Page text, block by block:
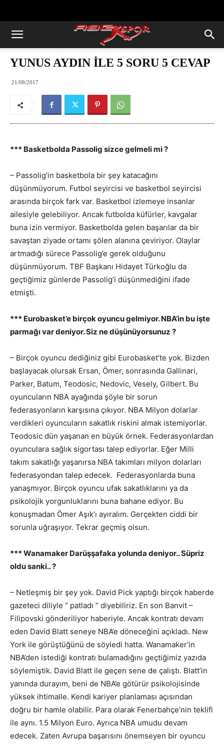
YUNUS AYDIN İLE 5 SORU 5 CEVAP
21/08/2017
*** Basketbolda Passolig sizce gelmeli mi ?
– Passolig’in basketbola bir şey katacağını
düşünmüyorum. Futbol seyircisi ve basketbol seyircisi
arasında birçok fark var. Basketbol izlemeye insanlar
ailesiyle gelebiliyor. Ancak futbolda küfürler, kavgalar
buna izin vermiyor. Basketbolda gelen başarılar da bir
savaştan ziyade ortamı şölen alanına çeviriyor. Olaylar
artmadığı sürece Passolig’e gerek olduğunu
düşünmüyorum. TBF Başkanı Hidayet Türkoğlu da
geçtiğimiz günlerde Passolig’i düşünmediğini ifade
etmişti.
*** Eurobasket’e birçok oyuncu gelmiyor. NBA’in bu işte
parmağı var deniyor. Siz ne düşünüyorsunuz ?
– Birçok oyuncu dediğiniz gibi Eurobasket’te yok. Bizden
başlayacak olursak Ersan, Ömer, sonrasında Gallinari,
Parker, Batum, Teodosic, Nedovic, Vesely, Gilbert. Bu
oyuncuların NBA ayağında şöyle bir sorun
federasyonların karşısına çıkıyor. NBA Milyon dolarlar
verdikleri oyuncuların sakatlık riskini almak istemiyorlar.
Teodosic dün yaşanan en büyük örnek. Federasyonlardan
oyunculara sağlık sigortası talep ediyorlar. Eğer Milli
takım sakatlığı yaşanırsa NBA takımları milyon dolarları
federasyondan talep edecek. Federasyonlarda buna
yanaşmıyor. Birçok oyuncu ufak sakatlıklarını ya da
psikolojik yorgunluklarını buna bahane ediyor. Bu
konuşmadan Ömer Aşık’ı ayıralım. Gerçekten ciddi bir
sorunla uğraşıyor. Tekrar geçmiş olsun.
*** Wanamaker Darüşşafaka yolunda deniyor.. Süpriz
oldu sanki.. ?
– Netleşmiş bir şey yok. David Pick yaptığı birçok haberde
gazeteci diliyle ” patladı ” diyebiliriz. En son Banvit –
Filipovski gönderiliyor haberiyle. Ancak kontratı devam
eden David Blatt seneye NBA’e döneceğini açıkladı. New
York ile görüştüğünü de söyledi hatta. Wanamaker’in
NBA’den istediği kontratı bulamadığını geçtiğimiz yazıda
söylemiştik. David Blatt ile geçen sene de çalıştı. Blatt’in
yanında durayım, beni de NBA’e götürür psikolojisinde
yüksek ihtimalle. Kendi kariyer planlaması açısından
doğru bir hamle olabilir. Para olarak Fenerbahçe’nin teklifi
ile aynı. 1.5 Milyon Euro. Ayrıca NBA umudu devam
edecek. Zaten Avrupa başarısını önemseyen bir oyuncu